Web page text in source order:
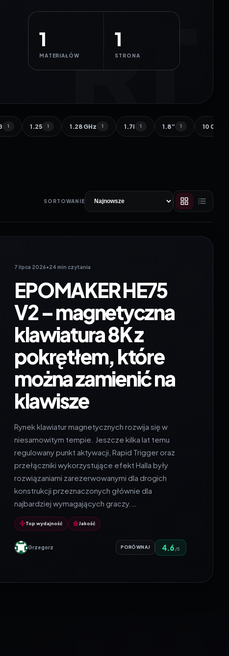
1
MATERIAŁÓW
1
STRONA
1 1.25 1 1.28 GHz 1 1.7l 1 1.8” 1 10 000
SORTOWANIE
7 lipca 2026•24 min czytania
EPOMAKER HE75
V2 – magnetyczna
klawiatura 8K z
pokrętłem, które
można zamienić na
klawisze
Rynek klawiatur magnetycznych rozwija się w
niesamowitym tempie. Jeszcze kilka lat temu
regulowany punkt aktywacji, Rapid Trigger oraz
przełączniki wykorzystujące efekt Halla były
rozwiązaniami zarezerwowanymi dla drogich
konstrukcji przeznaczonych głównie dla
najbardziej wymagających graczy.…
Top wydajność Jakość
Grzegorz PORÓWNAJ 4.6 /5